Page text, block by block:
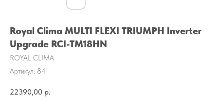
Royal Clima MULTI FLEXI TRIUMPH Inverter
Upgrade RCI-TM18HN
ROYAL CLIMA
Артикул: 841
22390,00 р.